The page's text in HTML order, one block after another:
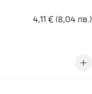
4,11 € (8,04 лв.)